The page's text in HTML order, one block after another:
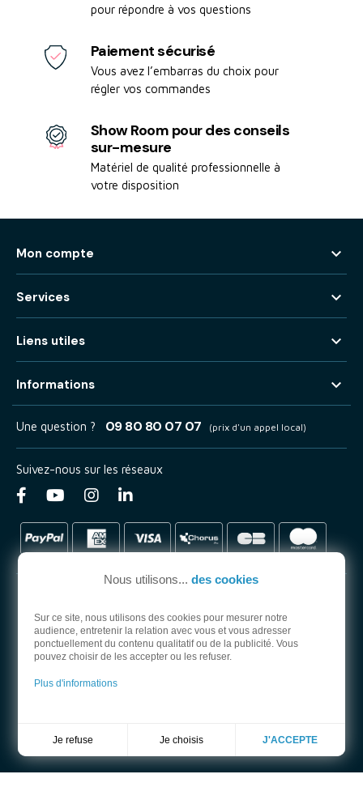
pour répondre à vos questions
Paiement sécurisé
Vous avez l’embarras du choix pour
régler vos commandes
Show Room pour des conseils
sur-mesure
Matériel de qualité professionnelle à
votre disposition
Mon compte 
Services 
Liens utiles 
Informations 
Nous utilisons... des cookies
Sur ce site, nous utilisons des cookies pour mesurer notre
audience, entretenir la relation avec vous et vous adresser
ponctuellement du contenu qualitatif ou de la publicité. Vous
pouvez choisir de les accepter ou les refuser.
Plus d'informations
Je refuse Je choisis J'ACCEPTE
Une question ? 09 80 80 07 07 (prix d'un appel local)
Suivez-nous sur les réseaux
PARTENAIRE OFFICIEL